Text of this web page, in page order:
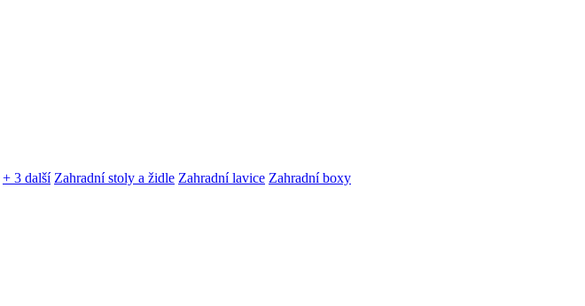
+ 3 další Zahradní stoly a židle Zahradní lavice Zahradní boxy